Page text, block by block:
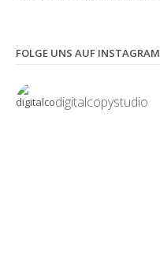
FOLGE UNS AUF INSTAGRAM
digitalcopystudio